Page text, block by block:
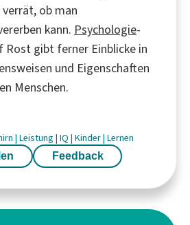
ob man
kann. Psychologie-
Rost gibt ferner Einblicke in
und Eigenschaften
Menschen.
| Leistung | IQ | Kinder| Lernen
Feedback